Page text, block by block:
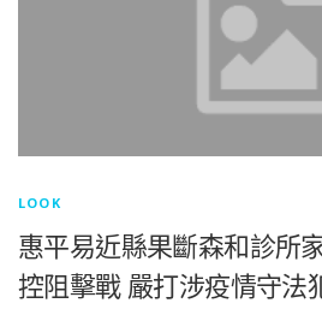
LOOK
惠平易近縣果斷森和診所
控阻擊戰 嚴打涉疫情守法